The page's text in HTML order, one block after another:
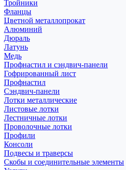
Тройники
Фланцы
Цветной металлопрокат
Алюминий
Дюраль
Латунь
Медь
Профнастил и сэндвич-панели
Гофрированный лист
Профнастил
Сэндвич-панели
Лотки металлические
Листовые лотки
Лестничные лотки
Проволочные лотки
Профили
Консоли
Подвесы и траверсы
Скобы и соединительные элементы